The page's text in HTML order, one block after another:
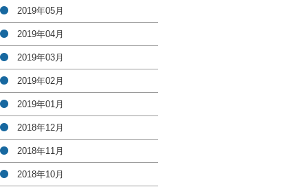
2019年05月
2019年04月
2019年03月
2019年02月
2019年01月
2018年12月
2018年11月
2018年10月